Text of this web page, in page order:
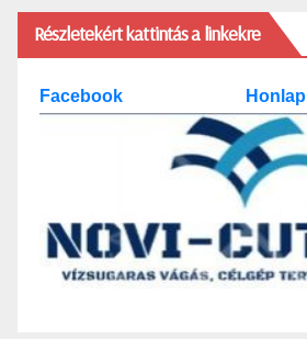
Részletekért kattintás a linkekre
Facebook Honlap